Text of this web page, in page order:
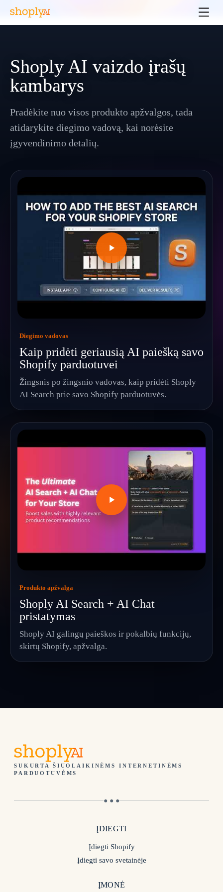
Shoply AI vaizdo įrašų
kambarys
Pradėkite nuo visos produkto apžvalgos, tada
atidarykite diegimo vadovą, kai norėsite
įgyvendinimo detalių.
Diegimo vadovas
Kaip pridėti geriausią AI paiešką savo
Shopify parduotuvei
Žingsnis po žingsnio vadovas, kaip pridėti Shoply
AI Search prie savo Shopify parduotuvės.
Produkto apžvalga
Shoply AI Search + AI Chat
pristatymas
Shoply AI galingų paieškos ir pokalbių funkcijų,
skirtų Shopify, apžvalga.
SUKURTA ŠIUOLAIKINĖMS INTERNETINĖMS
PARDUOTUVĖMS
● ● ●
ĮDIEGTI
Įdiegti Shopify
Įdiegti savo svetainėje
ĮMONĖ